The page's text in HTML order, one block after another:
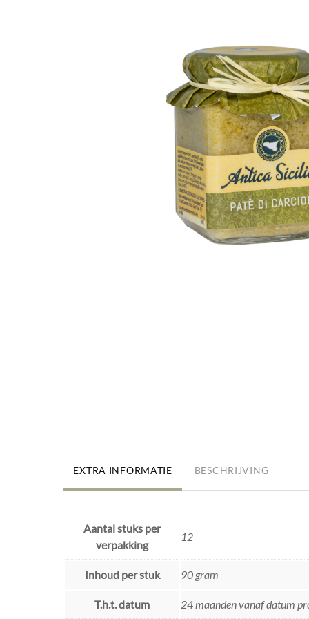
EXTRA INFORMATIE BESCHRIJVING
Aantal stuks per
verpakking
12
Inhoud per stuk 90 gram
T.h.t. datum 24 maanden vanaf datum